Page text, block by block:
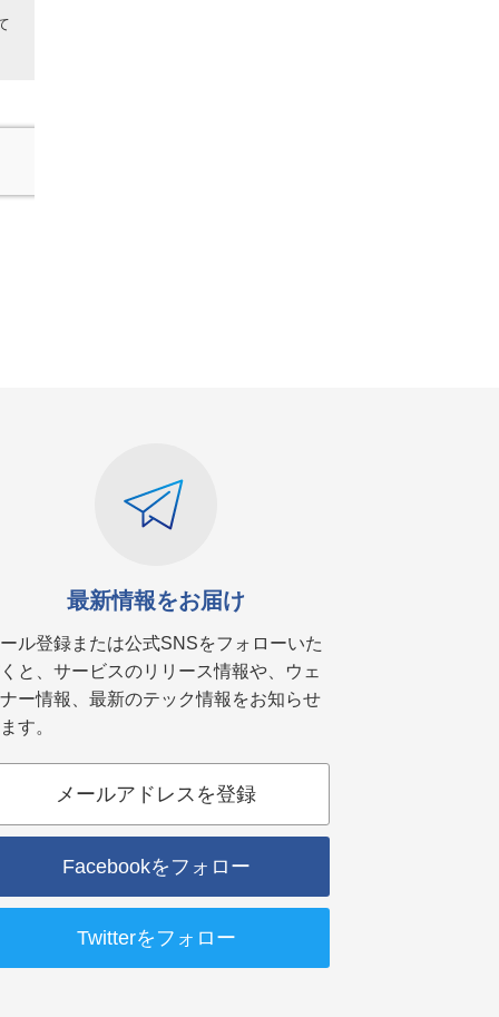
最新情報をお届け
ル登録または公式SNSをフォローいた
と、サービスのリリース情報や、ウェ
ナー情報、最新のテック情報をお知らせ
す。
メールアドレスを登録
Facebookをフォロー
Twitterをフォロー